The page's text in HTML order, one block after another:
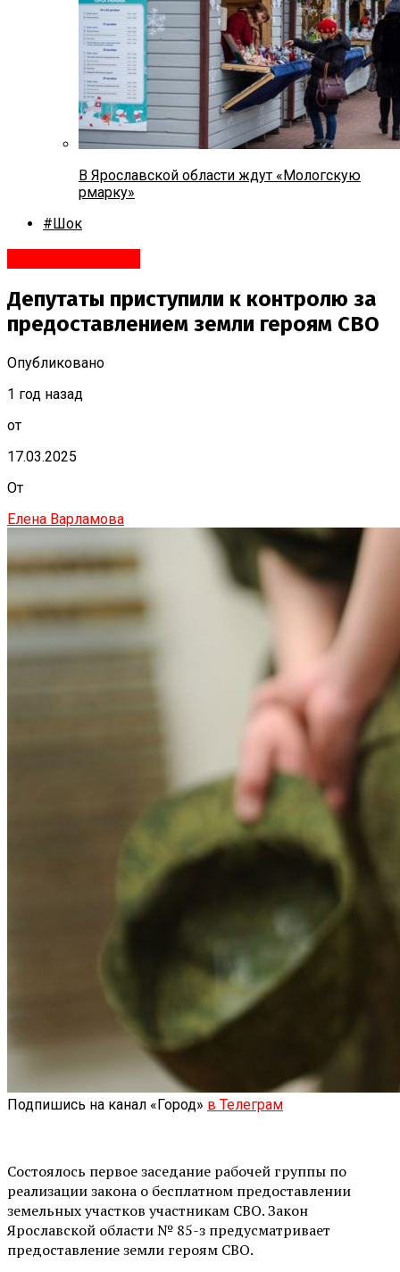
В Ярославской области ждут «Мологскую
рмарку»
#Шок
Депутаты приступили к контролю за
предоставлением земли героям СВО
Опубликовано
1 год назад
от
17.03.2025
От
Елена Варламова
Подпишись на канал «Город» в Телеграм
Состоялось первое заседание рабочей группы по
реализации закона о бесплатном предоставлении
земельных участков участникам СВО. Закон
Ярославской области № 85-з предусматривает
предоставление земли героям СВО.